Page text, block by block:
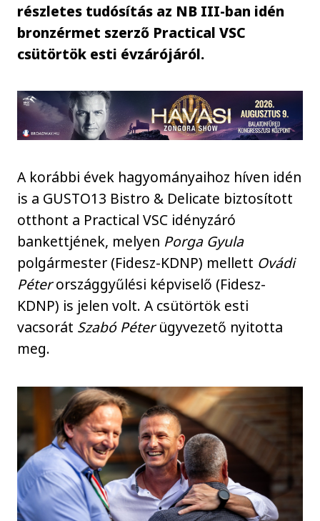
részletes tudósítás az NB III-ban idén
bronzérmet szerző Practical VSC
csütörtök esti évzárójáról.
A korábbi évek hagyományaihoz híven idén
is a GUSTO13 Bistro & Delicate biztosított
otthont a Practical VSC idényzáró
bankettjének, melyen Porga Gyula
polgármester (Fidesz-KDNP) mellett Ovádi
Péterországgyűlési képviselő (Fidesz-
KDNP) is jelen volt. A csütörtök esti
vacsorát Szabó Péterügyvezető nyitotta
meg.